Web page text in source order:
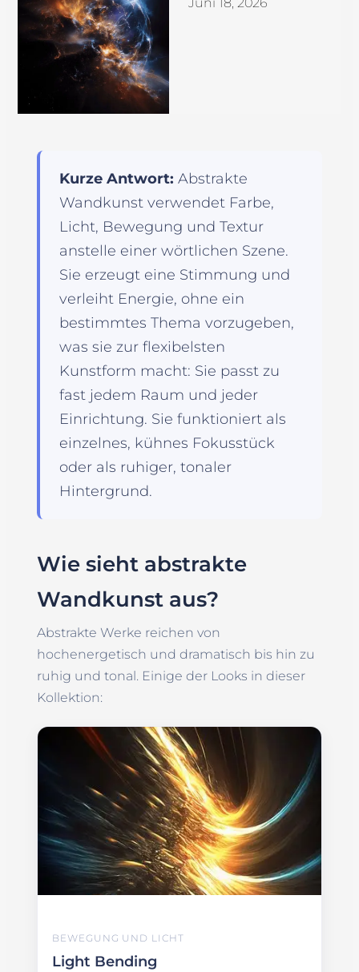
Kurze Antwort: Abstrakte
Wandkunst verwendet Farbe,
Licht, Bewegung und Textur
anstelle einer wörtlichen Szene.
Sie erzeugt eine Stimmung und
verleiht Energie, ohne ein
bestimmtes Thema vorzugeben,
was sie zur flexibelsten
Kunstform macht: Sie passt zu
fast jedem Raum und jeder
Einrichtung. Sie funktioniert als
einzelnes, kühnes Fokusstück
oder als ruhiger, tonaler
Hintergrund.
Wie sieht abstrakte
Wandkunst aus?
Abstrakte Werke reichen von
hochenergetisch und dramatisch bis hin zu
ruhig und tonal. Einige der Looks in dieser
Kollektion:
BEWEGUNG UND LICHT
Light Bending